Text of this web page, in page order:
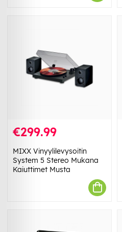
€299.99
MIXX Vinyylilevysoitin
System 5 Stereo Mukana
Kaiuttimet Musta